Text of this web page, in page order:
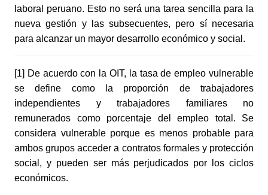
laboral peruano. Esto no será una tarea sencilla para la
nueva gestión y las subsecuentes, pero sí necesaria
para alcanzar un mayor desarrollo económico y social.
[1] De acuerdo con la OIT, la tasa de empleo vulnerable
se define como la proporción de trabajadores
independientes y trabajadores familiares no
remunerados como porcentaje del empleo total. Se
considera vulnerable porque es menos probable para
ambos grupos acceder a contratos formales y protección
social, y pueden ser más perjudicados por los ciclos
económicos.